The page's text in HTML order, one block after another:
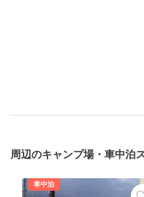
周辺のキャンプ場・車中泊
車中泊